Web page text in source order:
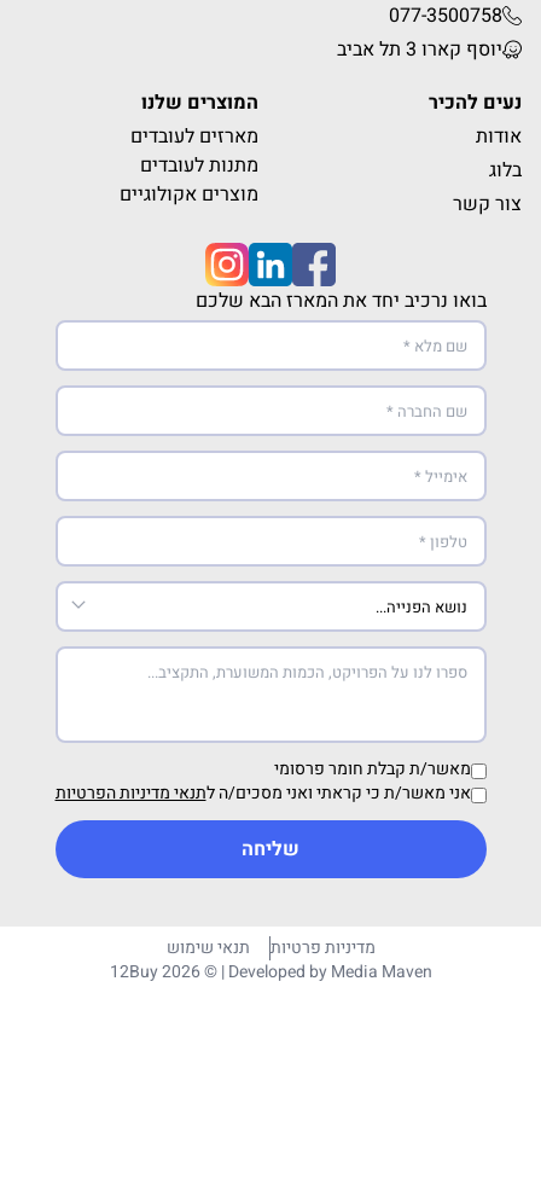
077-3500758
יוסף קארו 3 תל אביב
נעים להכיר
אודות
בלוג
צור קשר
המוצרים שלנו
מארזים לעובדים
מתנות לעובדים
מוצרים אקולוגיים
בואו נרכיב יחד את המארז הבא שלכם
מאשר/ת קבלת חומר פרסומי
אני מאשר/ת כי קראתי ואני מסכים/ה לתנאי מדיניות הפרטיות
שליחה
מדיניות פרטיות
תנאי שימוש
12Buy 2026 © | Developed byMedia Maven